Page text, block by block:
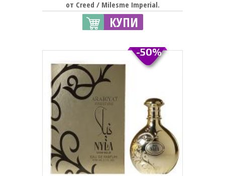
от Creed / Milesme Imperial.
КУПИ
-50%